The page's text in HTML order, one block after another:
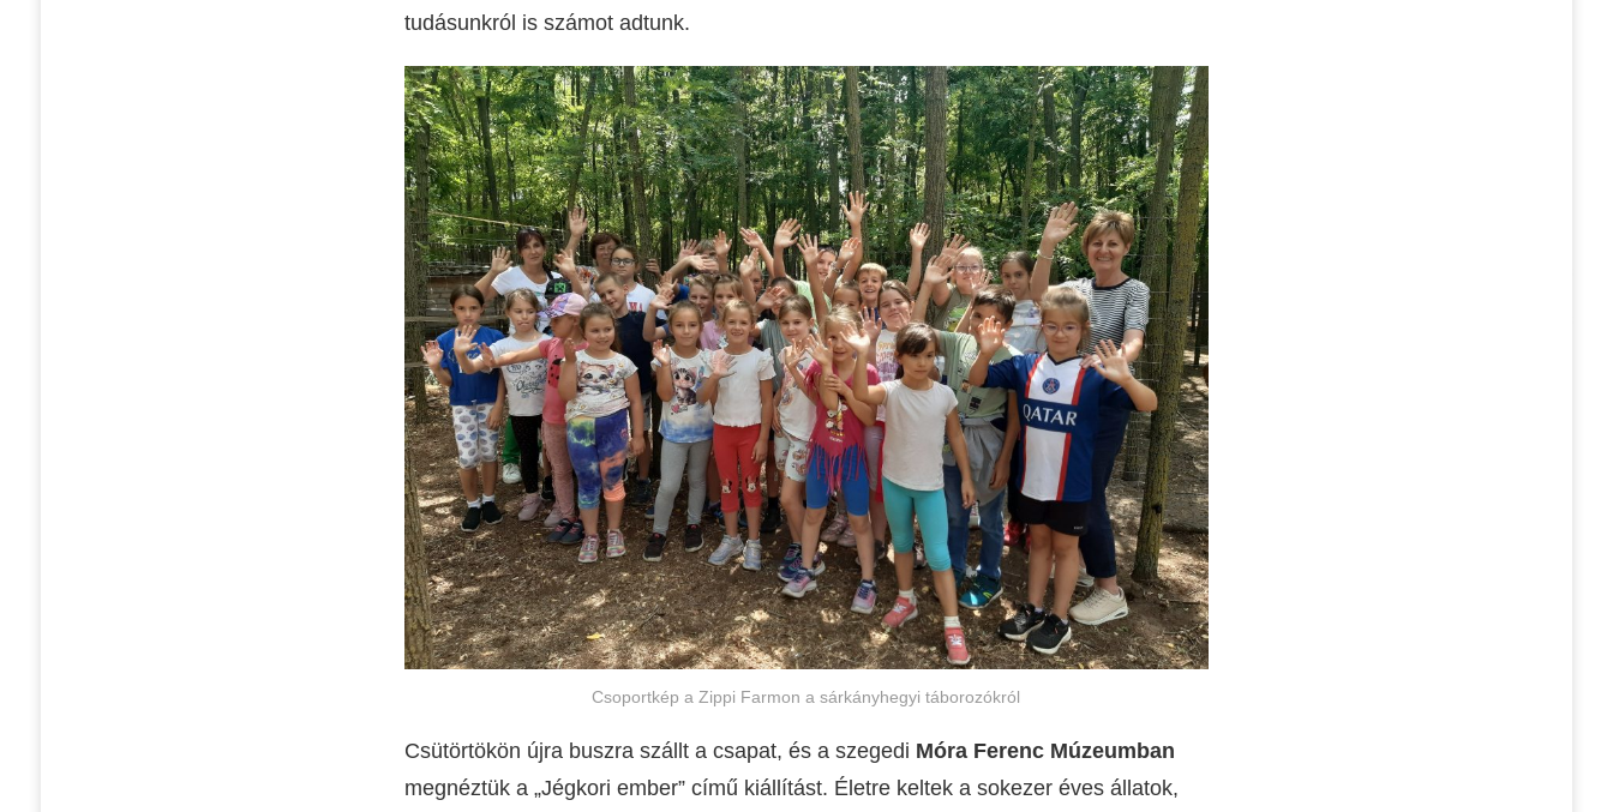
tudásunkról is számot adtunk.
Csoportkép a Zippi Farmon a sárkányhegyi táborozókról
Csütörtökön újra buszra szállt a csapat, és a szegedi Móra Ferenc Múzeumban
megnéztük a „Jégkori ember” című kiállítást. Életre keltek a sokezer éves állatok,